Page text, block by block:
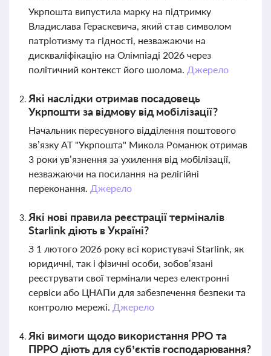
Укрпошта випустила марку на підтримку
Владислава Гераскевича, який став символом
патріотизму та гідності, незважаючи на
дискваліфікацію на Олімпіаді 2026 через
політичний контекст його шолома. Джерело
Які наслідки отримав посадовець
Укрпошти за відмову від мобілізації?
Начальник пересувного відділення поштового
зв’язку АТ "Укрпошта" Микола Романюк отримав
3 роки ув’язнення за ухилення від мобілізації,
незважаючи на посилання на релігійні
переконання. Джерело
Які нові правила реєстрації терміналів
Starlink діють в Україні?
З 1 лютого 2026 року всі користувачі Starlink, як
юридичні, так і фізичні особи, зобов’язані
реєструвати свої термінали через електронні
сервіси або ЦНАПи для забезпечення безпеки та
контролю мережі. Джерело
Які вимоги щодо використання РРО та
ПРРО діють для суб’єктів господарювання?